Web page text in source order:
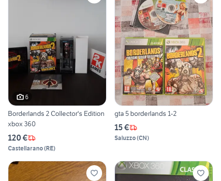
6
Borderlands 2 Collector's Edition
xbox 360
120 €
Castellarano(RE)
gta 5 borderlands 1-2
15 €
Saluzzo(CN)